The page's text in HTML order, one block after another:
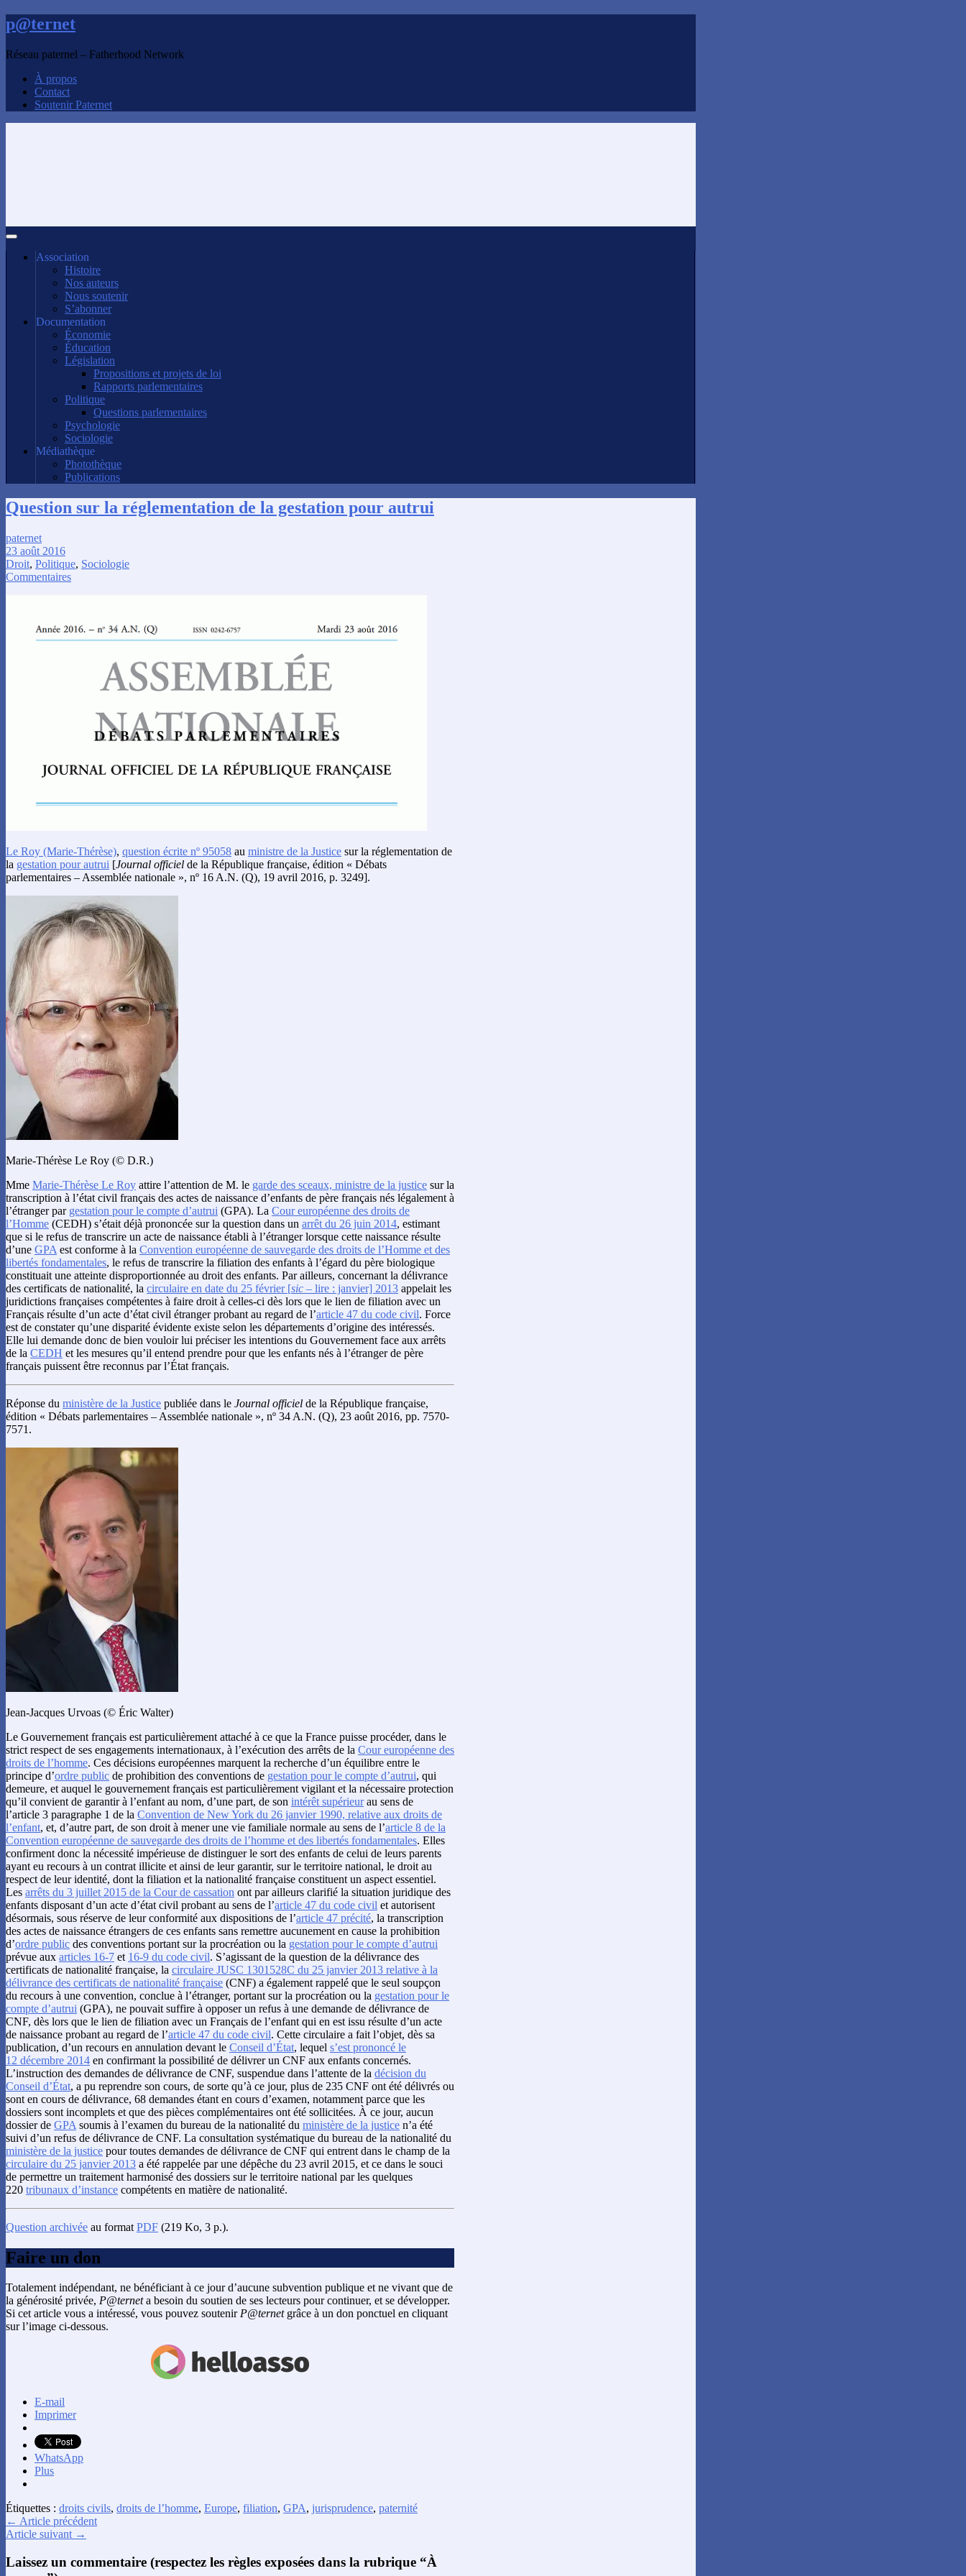
p@ternet
Réseau paternel – Fatherhood Network
À propos
Contact
Soutenir Paternet
Association
Histoire
Nos auteurs
Nous soutenir
S’abonner
Documentation
Économie
Éducation
Législation
Propositions et projets de loi
Rapports parlementaires
Politique
Questions parlementaires
Psychologie
Sociologie
Médiathèque
Photothèque
Publications
Question sur la réglementation de la gestation pour autrui
paternet
23 août 2016
Droit, Politique, Sociologie
Commentaires
Le Roy (Marie-Thérèse), question écrite nº 95058 au ministre de la Justice sur la réglementation de
la gestation pour autrui [Journal officiel de la République française, édition « Débats
parlementaires – Assemblée nationale », nº 16 A.N. (Q), 19 avril 2016, p. 3249].
Marie-Thérèse Le Roy (© D.R.)
Mme Marie-Thérèse Le Roy attire l’attention de M. le garde des sceaux, ministre de la justice sur la
transcription à l’état civil français des actes de naissance d’enfants de père français nés légalement à
l’étranger par gestation pour le compte d’autrui (GPA). La Cour européenne des droits de
l’Homme (CEDH) s’était déjà prononcée sur la question dans un arrêt du 26 juin 2014, estimant
que si le refus de transcrire un acte de naissance établi à l’étranger lorsque cette naissance résulte
d’une GPA est conforme à la Convention européenne de sauvegarde des droits de l’Homme et des
libertés fondamentales, le refus de transcrire la filiation des enfants à l’égard du père biologique
constituait une atteinte disproportionnée au droit des enfants. Par ailleurs, concernant la délivrance
des certificats de nationalité, la circulaire en date du 25 février [sic – lire : janvier] 2013 appelait les
juridictions françaises compétentes à faire droit à celles-ci dès lors que le lien de filiation avec un
Français résulte d’un acte d’état civil étranger probant au regard de l’article 47 du code civil. Force
est de constater qu’une disparité évidente existe selon les départements d’origine des intéressés.
Elle lui demande donc de bien vouloir lui préciser les intentions du Gouvernement face aux arrêts
de la CEDH et les mesures qu’il entend prendre pour que les enfants nés à l’étranger de père
français puissent être reconnus par l’État français.
Réponse du ministère de la Justice publiée dans le Journal officiel de la République française,
édition « Débats parlementaires – Assemblée nationale », nº 34 A.N. (Q), 23 août 2016, pp. 7570-
7571.
Jean-Jacques Urvoas (© Éric Walter)
Le Gouvernement français est particulièrement attaché à ce que la France puisse procéder, dans le
strict respect de ses engagements internationaux, à l’exécution des arrêts de la Cour européenne des
droits de l’homme. Ces décisions européennes marquent la recherche d’un équilibre entre le
principe d’ordre public de prohibition des conventions de gestation pour le compte d’autrui, qui
demeure, et auquel le gouvernement français est particulièrement vigilant et la nécessaire protection
qu’il convient de garantir à l’enfant au nom, d’une part, de son intérêt supérieurau sens de
l’article 3 paragraphe 1 de la Convention de New York du 26 janvier 1990, relative aux droits de
l’enfant, et, d’autre part, de son droit à mener une vie familiale normale au sens de l’article 8 de la
Convention européenne de sauvegarde des droits de l’homme et des libertés fondamentales. Elles
confirment donc la nécessité impérieuse de distinguer le sort des enfants de celui de leurs parents
ayant eu recours à un contrat illicite et ainsi de leur garantir, sur le territoire national, le droit au
respect de leur identité, dont la filiation et la nationalité française constituent un aspect essentiel.
Les arrêts du 3 juillet 2015 de la Cour de cassation ont par ailleurs clarifié la situation juridique des
enfants disposant d’un acte d’état civil probant au sens de l’article 47 du code civil et autorisent
désormais, sous réserve de leur conformité aux dispositions de l’article 47 précité, la transcription
des actes de naissance étrangers de ces enfants sans remettre aucunement en cause la prohibition
d’ordre public des conventions portant sur la procréation ou la gestation pour le compte d’autrui
prévue aux articles 16-7 et 16-9 du code civil. S’agissant de la question de la délivrance des
certificats de nationalité française, la circulaire JUSC 1301528C du 25 janvier 2013 relative à la
délivrance des certificats de nationalité française (CNF) a également rappelé que le seul soupçon
du recours à une convention, conclue à l’étranger, portant sur la procréation ou la gestation pour le
compte d’autrui (GPA), ne pouvait suffire à opposer un refus à une demande de délivrance de
CNF, dès lors que le lien de filiation avec un Français de l’enfant qui en est issu résulte d’un acte
de naissance probant au regard de l’article 47 du code civil. Cette circulaire a fait l’objet, dès sa
publication, d’un recours en annulation devant le Conseil d’État, lequel s’est prononcé le
12 décembre 2014 en confirmant la possibilité de délivrer un CNF aux enfants concernés.
L’instruction des demandes de délivrance de CNF, suspendue dans l’attente de la décision du
Conseil d’État, a pu reprendre son cours, de sorte qu’à ce jour, plus de 235 CNF ont été délivrés ou
sont en cours de délivrance, 68 demandes étant en cours d’examen, notamment parce que les
dossiers sont incomplets et que des pièces complémentaires ont été sollicitées. À ce jour, aucun
dossier de GPA soumis à l’examen du bureau de la nationalité du ministère de la justice n’a été
suivi d’un refus de délivrance de CNF. La consultation systématique du bureau de la nationalité du
ministère de la justice pour toutes demandes de délivrance de CNF qui entrent dans le champ de la
circulaire du 25 janvier 2013 a été rappelée par une dépêche du 23 avril 2015, et ce dans le souci
de permettre un traitement harmonisé des dossiers sur le territoire national par les quelques
220 tribunaux d’instance compétents en matière de nationalité.
Question archivée au format PDF (219 Ko, 3 p.).
Faire un don
Totalement indépendant, ne bénéficiant à ce jour d’aucune subvention publique et ne vivant que de
la générosité privée, P@terneta besoin du soutien de ses lecteurs pour continuer, et se développer.
Si cet article vous a intéressé, vous pouvez soutenirP@ternetgrâce à un don ponctuel en cliquant
sur l’image ci-dessous.
E-mail
Imprimer
WhatsApp
Plus
Étiquettes : droits civils, droits de l’homme, Europe, filiation, GPA, jurisprudence, paternité
← Article précédent
Article suivant →
Laissez un commentaire (respectez les règles exposées dans la rubrique “À